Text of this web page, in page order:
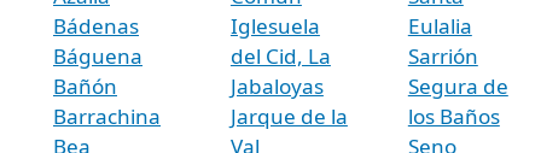
Bádenas
Báguena
Bañón
Barrachina
Bea
Iglesuela
del Cid, La
Jabaloyas
Jarque de la
Val
Eulalia
Sarrión
Segura de
los Baños
Seno